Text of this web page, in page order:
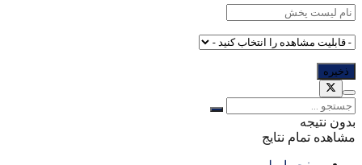
بدون نتیجه
مشاهده تمام نتایج